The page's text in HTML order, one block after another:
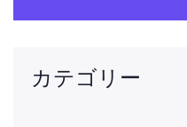
カテゴリー